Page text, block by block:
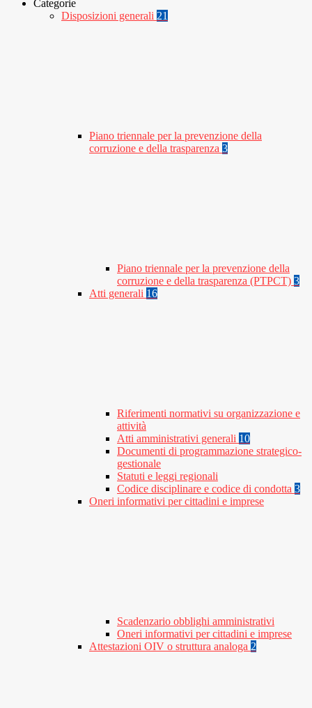
Categorie
Disposizioni generali 21
Piano triennale per la prevenzione della
corruzione e della trasparenza 3
Piano triennale per la prevenzione della
corruzione e della trasparenza (PTPCT) 3
Atti generali 16
Riferimenti normativi su organizzazione e
attività
Atti amministrativi generali 10
Documenti di programmazione strategico-
gestionale
Statuti e leggi regionali
Codice disciplinare e codice di condotta 3
Oneri informativi per cittadini e imprese
Scadenzario obblighi amministrativi
Oneri informativi per cittadini e imprese
Attestazioni OIV o struttura analoga 2